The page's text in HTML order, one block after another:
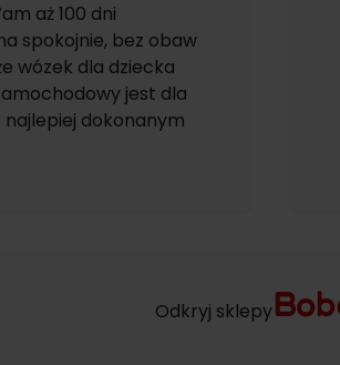
aż 100 dni
spokojnie, bez obaw
wózek dla dziecka
jest dla
dokonanym
Odkryj sklepy